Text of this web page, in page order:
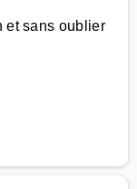
et sans oublier